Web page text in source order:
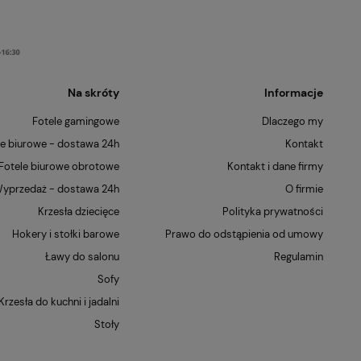
Na skróty
Fotele gamingowe
biurowe - dostawa 24h
biurowe obrotowe
- dostawa 24h
Krzesła dziecięce
Hokery i stołki barowe
Ławy do salonu
Sofy
do kuchni i jadalni
Stoły
Informacje
Dlaczego my
Kontakt
Kontakt i dane firmy
O firmie
Polityka prywatności
Prawo do odstąpienia od umowy
Regulamin